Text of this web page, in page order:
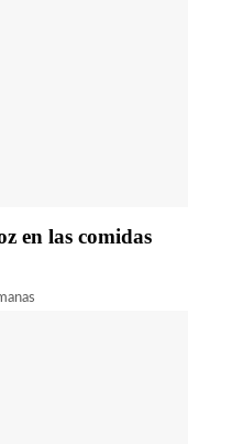
en las comidas